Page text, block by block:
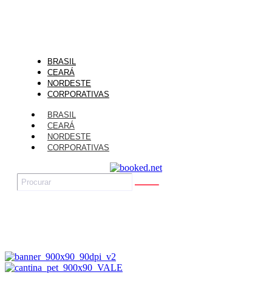
BRASIL
CEARÁ
NORDESTE
CORPORATIVAS
BRASIL
CEARÁ
NORDESTE
CORPORATIVAS